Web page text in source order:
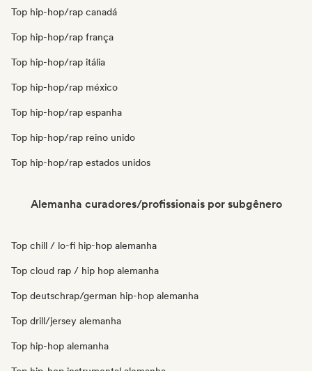
Top hip-hop/rap canadá
Top hip-hop/rap frança
Top hip-hop/rap itália
Top hip-hop/rap méxico
Top hip-hop/rap espanha
Top hip-hop/rap reino unido
Top hip-hop/rap estados unidos
Alemanha curadores/profissionais por subgênero
Top chill / lo-fi hip-hop alemanha
Top cloud rap / hip hop alemanha
Top deutschrap/german hip-hop alemanha
Top drill/jersey alemanha
Top hip-hop alemanha